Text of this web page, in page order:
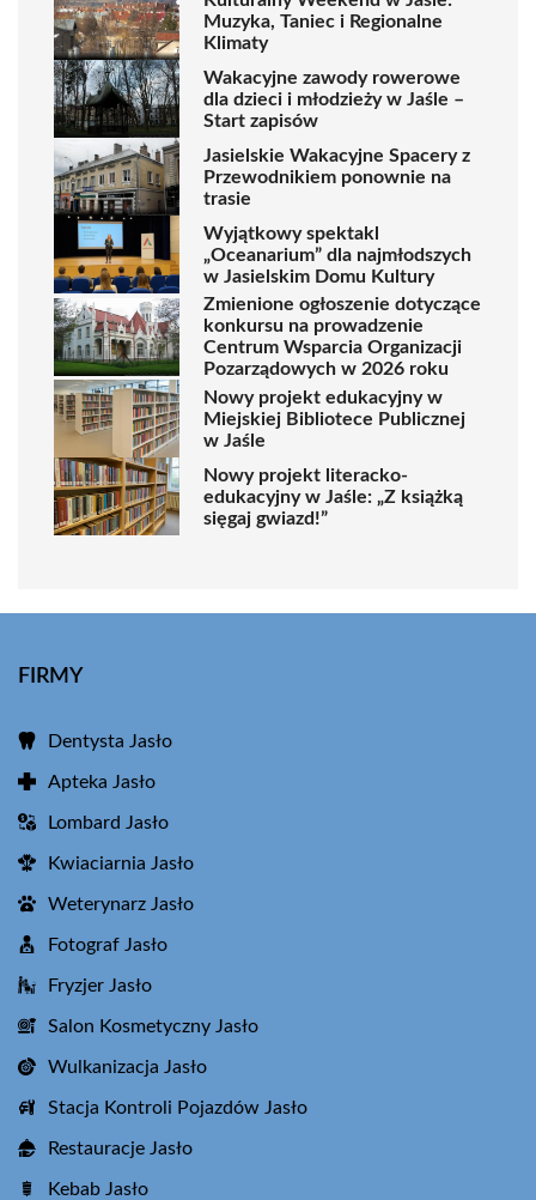
Muzyka, Taniec i Regionalne
Klimaty
Wakacyjne zawody rowerowe
dla dzieci i młodzieży w Jaśle –
Start zapisów
Jasielskie Wakacyjne Spacery z
Przewodnikiem ponownie na
trasie
Wyjątkowy spektakl
„Oceanarium” dla najmłodszych
w Jasielskim Domu Kultury
Zmienione ogłoszenie dotyczące
konkursu na prowadzenie
Centrum Wsparcia Organizacji
Pozarządowych w 2026 roku
Nowy projekt edukacyjny w
Miejskiej Bibliotece Publicznej
w Jaśle
Nowy projekt literacko-
edukacyjny w Jaśle: „Z książką
sięgaj gwiazd!”
FIRMY
Dentysta Jasło
Apteka Jasło
Lombard Jasło
Kwiaciarnia Jasło
Weterynarz Jasło
Fotograf Jasło
Fryzjer Jasło
Salon Kosmetyczny Jasło
Wulkanizacja Jasło
Stacja Kontroli Pojazdów Jasło
Restauracje Jasło
Kebab Jasło